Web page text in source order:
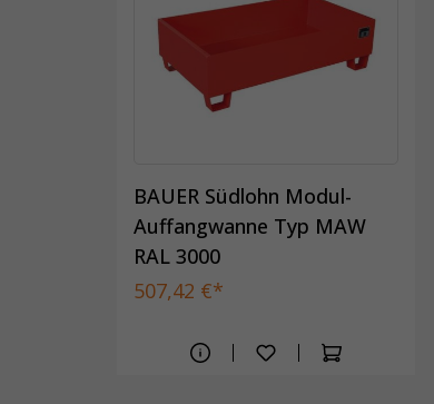
BAUER Südlohn Modul-
Auffangwanne Typ MAW
RAL 3000
507,42 €*